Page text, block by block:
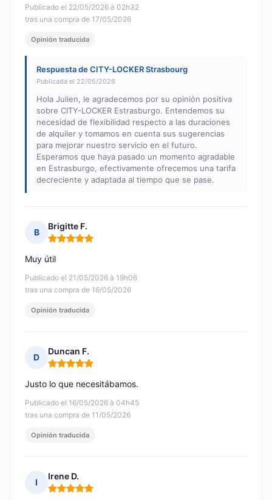
Publicado el 22/05/2026 à 02h32
tras una compra de 17/05/2026
Opinión traducida
Respuesta de CITY-LOCKER Strasbourg
Publicada el 22/05/2026
Hola Julien, le agradecemos por su opinión positiva
sobre CITY-LOCKER Estrasburgo. Entendemos su
necesidad de flexibilidad respecto a las duraciones
de alquiler y tomamos en cuenta sus sugerencias
para mejorar nuestro servicio en el futuro.
Esperamos que haya pasado un momento agradable
en Estrasburgo, efectivamente ofrecemos una tarifa
decreciente y adaptada al tiempo que se pase.
B
Brigitte F.
Nota: 5 de 5
Publicado el 21/05/2026 à 19h06
tras una compra de 16/05/2026
Muy útil
Opinión traducida
D
Duncan F.
Nota: 5 de 5
Publicado el 16/05/2026 à 04h45
tras una compra de 11/05/2026
Justo lo que necesitábamos.
Opinión traducida
I
Irene D.
Nota: 5 de 5